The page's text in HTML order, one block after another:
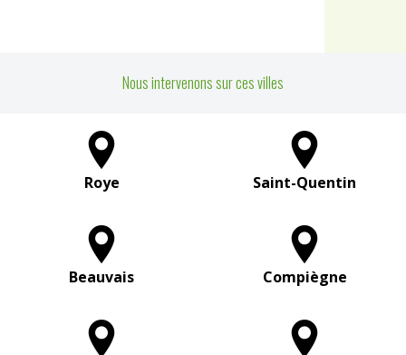
Nous intervenons sur ces villes
Roye Saint-Quentin
Beauvais Compiègne